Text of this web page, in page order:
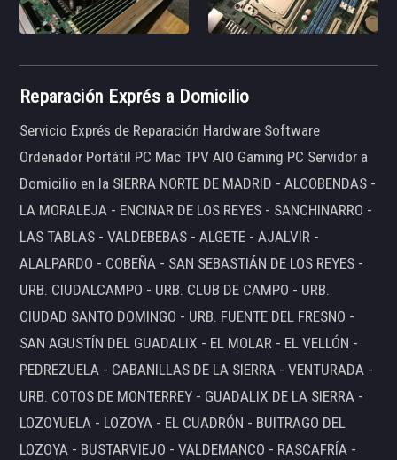
Reparación Exprés a Domicilio
Servicio Exprés de Reparación Hardware Software
Ordenador Portátil PC Mac TPV AIO Gaming PC Servidor a
Domicilio en la SIERRA NORTE DE MADRID - ALCOBENDAS -
LA MORALEJA - ENCINAR DE LOS REYES - SANCHINARRO -
LAS TABLAS - VALDEBEBAS - ALGETE - AJALVIR -
ALALPARDO - COBEÑA - SAN SEBASTIÁN DE LOS REYES -
URB. CIUDALCAMPO - URB. CLUB DE CAMPO - URB.
CIUDAD SANTO DOMINGO - URB. FUENTE DEL FRESNO -
SAN AGUSTÍN DEL GUADALIX - EL MOLAR - EL VELLÓN -
PEDREZUELA - CABANILLAS DE LA SIERRA - VENTURADA -
URB. COTOS DE MONTERREY - GUADALIX DE LA SIERRA -
LOZOYUELA - LOZOYA - EL CUADRÓN - BUITRAGO DEL
LOZOYA - BUSTARVIEJO - VALDEMANCO - RASCAFRÍA -